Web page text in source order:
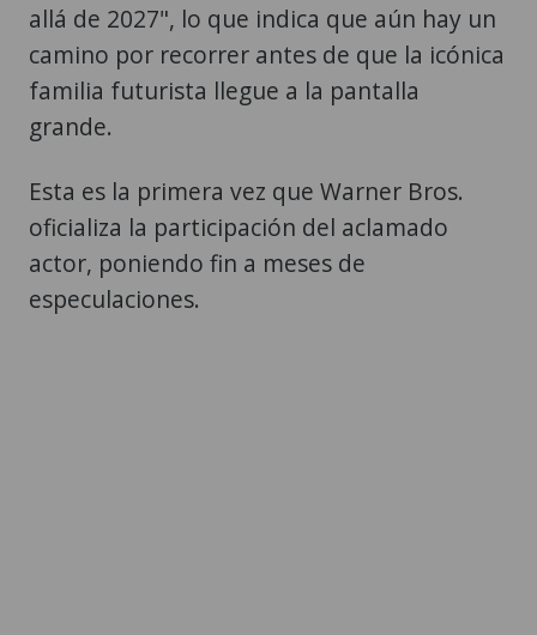
allá de 2027", lo que indica que aún hay un
camino por recorrer antes de que la icónica
familia futurista llegue a la pantalla
grande.
Esta es la primera vez que Warner Bros.
oficializa la participación del aclamado
actor, poniendo fin a meses de
especulaciones.